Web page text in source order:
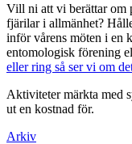
Vill ni att vi berättar om
fjärilar i allmänhet?
inför vårens möten i en
entomologisk förening
eller ring så ser vi om
Aktiviteter märkta med
ut en kostnad för.
Arkiv